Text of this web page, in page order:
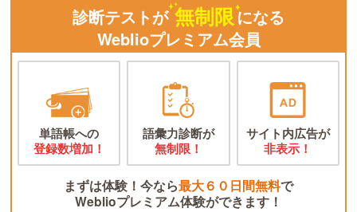
診断テストが 無制限になる
Weblioプレミアム会員
単語帳への
登録数増加！
語彙力診断が
無制限！
サイト内広告が
非表示！
まずは体験！今なら最大６０日間無料で
Weblioプレミアム体験ができます！